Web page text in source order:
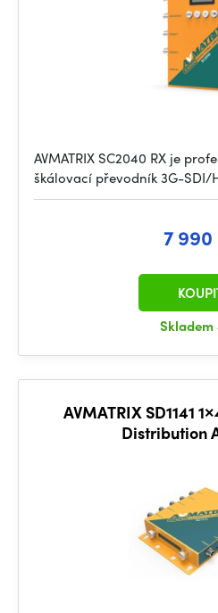
AVMATRIX SC2040 RX je
škálovací převodník 3G-SDI/
7 990
Skladem
AVMATRIX SD1141
Distribution